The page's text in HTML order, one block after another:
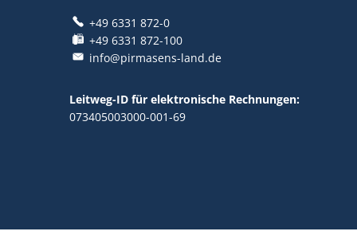
+49 6331 872-0
+49 6331 872-100
info@pirmasens-land.de
Leitweg-ID für elektronische Rechnungen:
073405003000-001-69